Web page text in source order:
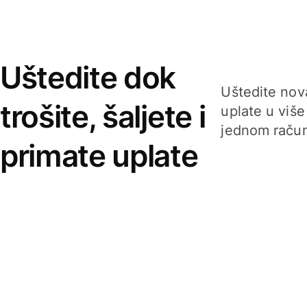
Uštedite dok
trošite, šaljete i
primate uplate
Uštedite
uplate u
jednom